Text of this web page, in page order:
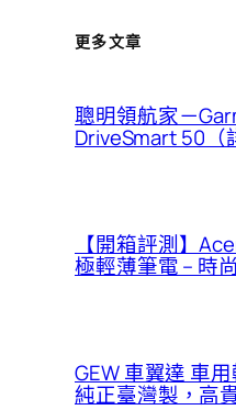
更多文章
聰明領航家－
DriveSmart 50（
【開箱評測】
極輕薄筆電 – 時
GEW 車翼達 車
純正臺灣製，高